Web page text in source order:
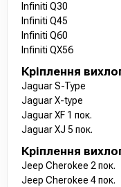
Infiniti Q30
Infiniti Q45
Infiniti Q60
Infiniti QX56
Кріплення
Jaguar S-Type
Jaguar X-type
Jaguar XF 1 пок.
Jaguar XJ 5 пок.
Кріплення
Jeep Cherokee 2 пок.
Jeep Cherokee 4 пок.